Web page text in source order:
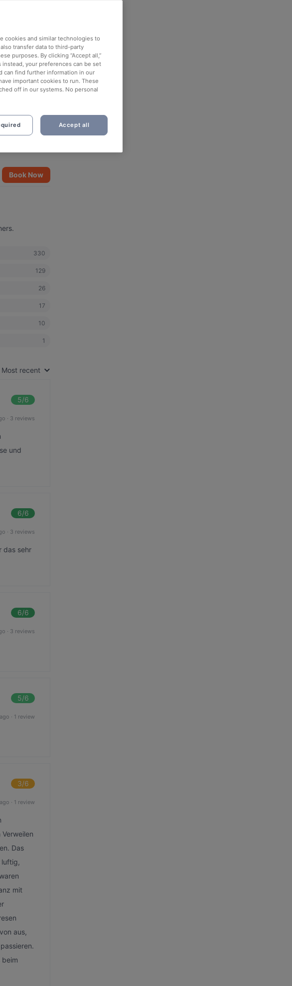
Book Now
330
129
26
17
10
1
Most recent
5/6
· 3 reviews
und
6/6
· 3 reviews
das sehr
6/6
· 3 reviews
5/6
· 1 review
3/6
· 1 review
Das
luftig,
mit
aus,
cookies and similar technologies to
transfer data to third-party
purposes. By clicking “Accept all,”
your preferences can be set
can find further information in our
important cookies to run. These
off in our systems. No personal
Accept all